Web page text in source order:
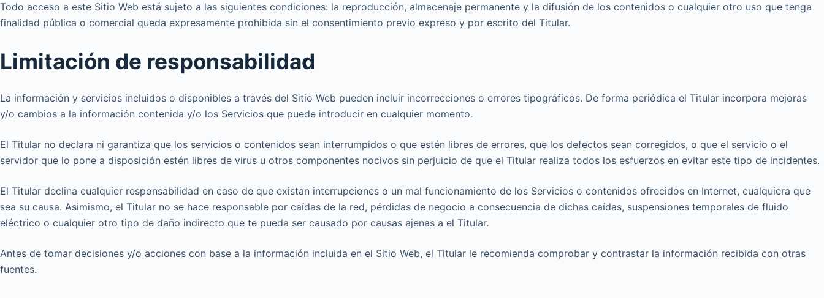
Todo acceso a este Sitio Web está sujeto a las siguientes condiciones: la reproducción, almacenaje permanente y la difusión de los contenidos o cualquier otro uso que tenga
finalidad pública o comercial queda expresamente prohibida sin el consentimiento previo expreso y por escrito del Titular.
Limitación de responsabilidad
La información y servicios incluidos o disponibles a través del Sitio Web pueden incluir incorrecciones o errores tipográficos. De forma periódica el Titular incorpora mejoras
y/o cambios a la información contenida y/o los Servicios que puede introducir en cualquier momento.
El Titular no declara ni garantiza que los servicios o contenidos sean interrumpidos o que estén libres de errores, que los defectos sean corregidos, o que el servicio o el
servidor que lo pone a disposición estén libres de virus u otros componentes nocivos sin perjuicio de que el Titular realiza todos los esfuerzos en evitar este tipo de incidentes.
El Titular declina cualquier responsabilidad en caso de que existan interrupciones o un mal funcionamiento de los Servicios o contenidos ofrecidos en Internet, cualquiera que
sea su causa. Asimismo, el Titular no se hace responsable por caídas de la red, pérdidas de negocio a consecuencia de dichas caídas, suspensiones temporales de fluido
eléctrico o cualquier otro tipo de daño indirecto que te pueda ser causado por causas ajenas a el Titular.
Antes de tomar decisiones y/o acciones con base a la información incluida en el Sitio Web, el Titular le recomienda comprobar y contrastar la información recibida con otras
fuentes.